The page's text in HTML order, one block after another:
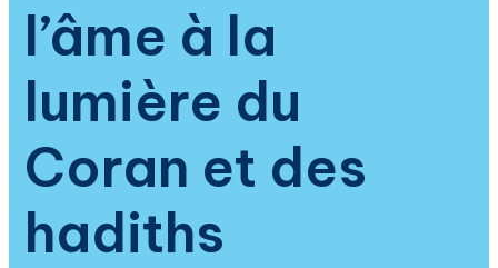
l’âme à la
lumière du
Coran et des
hadiths